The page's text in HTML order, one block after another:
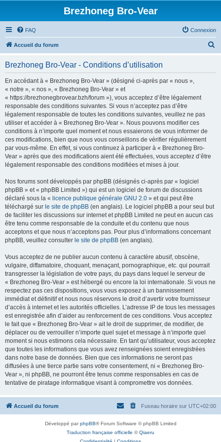
Brezhoneg Bro-Vear
FAQ Connexion
Accueil du forum
Brezhoneg Bro-Vear - Conditions d’utilisation
En accédant à « Brezhoneg Bro-Vear » (désigné ci-après par « nous »,
« notre », « nos », « Brezhoneg Bro-Vear » et
« https://brezhonegbrovear.bzh/forum »), vous acceptez d’être légalement
responsable des conditions suivantes. Si vous n’acceptez pas d’être
légalement responsable de toutes les conditions suivantes, veuillez ne pas
utiliser et accéder à « Brezhoneg Bro-Vear ». Nous pouvons modifier ces
conditions à n’importe quel moment et nous essaierons de vous informer de
ces modifications, bien que nous vous conseillons de vérifier régulièrement
par vous-même. En effet, si vous continuez à participer à « Brezhoneg Bro-
Vear » après que des modifications aient été effectuées, vous acceptez d’être
légalement responsable des conditions modifiées et mises à jour.
Nos forums sont développés par phpBB (désignés ci-après par « logiciel
phpBB » et « phpBB Limited ») qui est un logiciel de forum de discussions
déclaré sous la « licence publique générale GNU 2.0 » et qui peut être
téléchargé sur le site de phpBB (en anglais). Le logiciel phpBB a pour seul but
de faciliter les discussions sur internet et phpBB Limited ne peut en aucun cas
être tenu comme responsable de la conduite et du contenu que nous
acceptons et que nous n’acceptons pas. Pour plus d’informations concernant
phpBB, veuillez consulter le site de phpBB (en anglais).
Vous acceptez de ne publier aucun contenu à caractère abusif, obscène,
vulgaire, diffamatoire, choquant, menaçant, pornographique, etc. qui pourrait
transgresser la législation de votre pays, du pays dans lequel le serveur de
« Brezhoneg Bro-Vear » est hébergé ou encore la loi internationale. Si vous ne
respectez pas ces dispositions, vous vous exposez à un bannissement
immédiat et définitif et nous nous réservons le droit d’avertir votre fournisseur
d’accès à internet et les autorités officielles. L’adresse IP de tous les messages
est enregistrée afin d’aider au renforcement de ces conditions. Vous acceptez
le fait que « Brezhoneg Bro-Vear » ait le droit de supprimer, de modifier, de
déplacer ou de verrouiller n’importe quel sujet et message à n’importe quel
moment si nous estimons cela nécessaire. En tant qu’utilisateur, vous acceptez
que toutes les informations que vous avez renseignées soient enregistrées
dans notre base de données. Bien que ces informations ne seront pas
diffusées à une tierce partie sans votre consentement, ni « Brezhoneg Bro-
Vear », ni phpBB, ne pourront être tenus comme responsables en cas de
tentative de piratage informatique visant à compromettre vos données.
Accueil du forum Fuseau horaire sur UTC+02:00
Développé parphpBB® Forum Software © phpBB Limited
Traduction française officielle ©Qiaeru